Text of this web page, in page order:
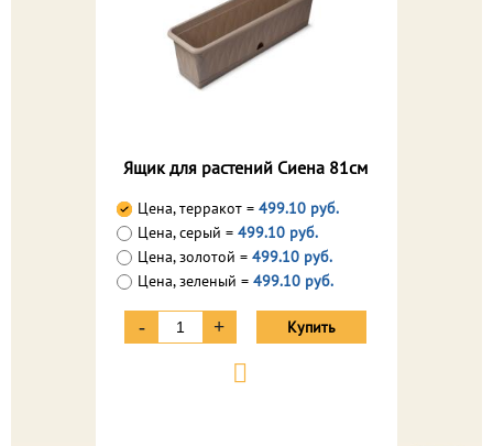
Ящик для растений Сиена 81см
Цена, терракот = 499.10 руб.
Цена, серый = 499.10 руб.
Цена, золотой = 499.10 руб.
Цена, зеленый = 499.10 руб.
- + Купить